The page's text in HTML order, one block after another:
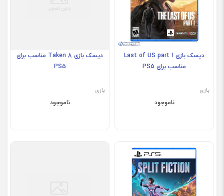
دیسک بازی Last of US part 1
مناسب برای PS5
بازی
ناموجود
دیسک بازی Taken 8 مناسب برای
PS5
بازی
ناموجود